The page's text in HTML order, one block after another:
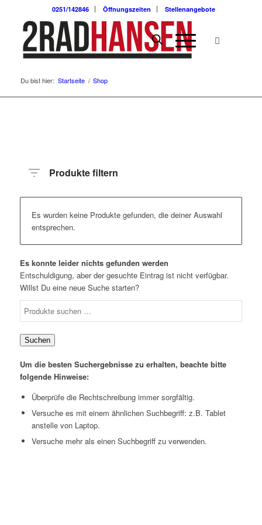
0251/142846 Öffnungszeiten Stellenangebote
Du bist hier: Startseite / Shop
Produkte filtern
Es wurden keine Produkte gefunden, die deiner Auswahl
entsprechen.
Es konnte leider nichts gefunden werden
Entschuldigung, aber der gesuchte Eintrag ist nicht verfügbar.
Willst Du eine neue Suche starten?
Suchen
Um die besten Suchergebnisse zu erhalten, beachte bitte
folgende Hinweise:
Überprüfe die Rechtschreibung immer sorgfältig.
Versuche es mit einem ähnlichen Suchbegriff: z.B. Tablet
anstelle von Laptop.
Versuche mehr als einen Suchbegriff zu verwenden.